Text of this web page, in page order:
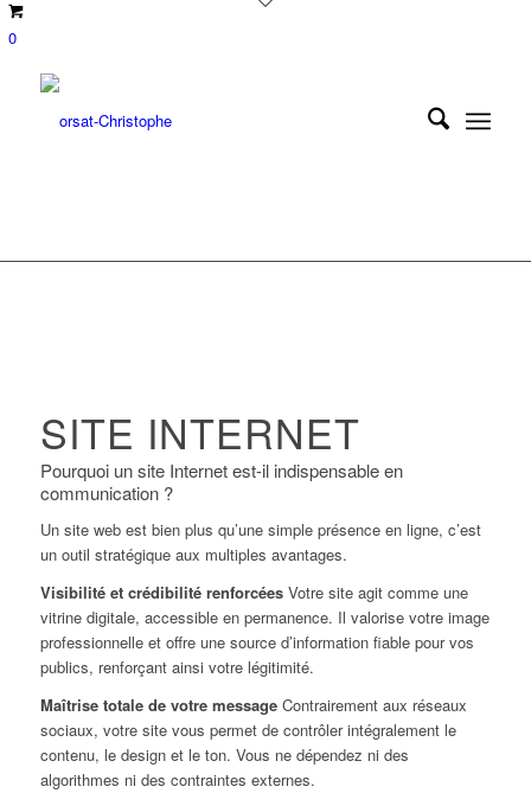
0
SITE INTERNET
Pourquoi un site Internet est-il indispensable en
communication ?
Un site web est bien plus qu’une simple présence en ligne, c’est
un outil stratégique aux multiples avantages.
Visibilité et crédibilité renforcéesVotre site agit comme une
vitrine digitale, accessible en permanence. Il valorise votre image
professionnelle et offre une source d’information fiable pour vos
publics, renforçant ainsi votre légitimité.
Maîtrise totale de votre messageContrairement aux réseaux
sociaux, votre site vous permet de contrôler intégralement le
contenu, le design et le ton. Vous ne dépendez ni des
algorithmes ni des contraintes externes.